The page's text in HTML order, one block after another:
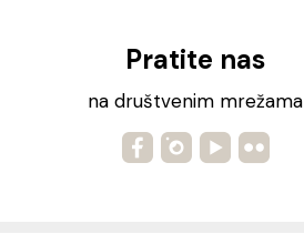
Pratite nas
na društvenim mrežama